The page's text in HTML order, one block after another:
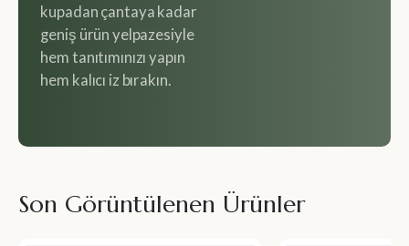
kupadan çantaya kadar
geniş ürün yelpazesiyle
hem tanıtımınızı yapın
hem kalıcı iz bırakın.
Son Görüntülenen Ürünler